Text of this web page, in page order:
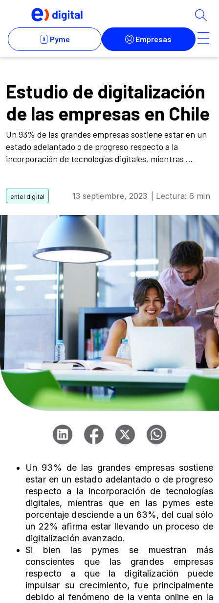
Estudio de digitalización
de las empresas en Chile
Un 93% de las grandes empresas sostiene estar en un
estado adelantado o de progreso respecto a la
incorporación de tecnologías digitales, mientras ...
13 septiembre, 2023 | Lectura: 6 min
Un 93% de las grandes empresas sostiene
estar en un estado adelantado o de progreso
respecto a la incorporación de tecnologías
digitales, mientras que en las pymes este
porcentaje desciende a un 63%, del cual sólo
un 22% afirma estar llevando un proceso de
digitalización avanzado.
Si bien las pymes se muestran más
conscientes que las grandes empresas
respecto a que la digitalización puede
impulsar su crecimiento, fue principalmente
debido al fenómeno de la venta online en la